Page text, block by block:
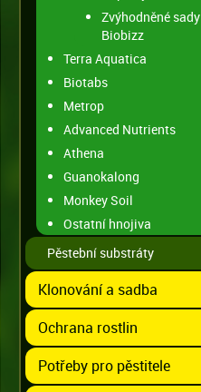
Zvýhodněné sady
Biobizz
Terra Aquatica
Biotabs
Metrop
Advanced Nutrients
Athena
Guanokalong
Monkey Soil
Ostatní hnojiva
Pěstební substráty
Klonování a sadba
Ochrana rostlin
Potřeby pro pěstitele